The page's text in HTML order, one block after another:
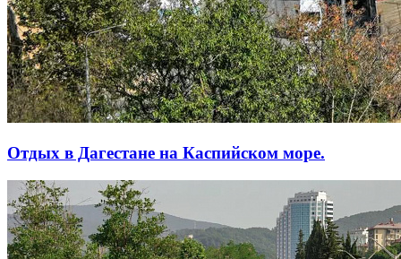
Отдых в Дагестане на Каспийском море.